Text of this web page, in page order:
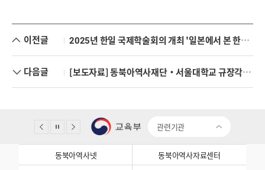
이전글 2025년 한일 국제학술회의 개최 '일본에서 본 한일관계'
다음글 [보도자료] 동북아역사재단·서울대학교 규장각한국학연구원·서울대학교 사회과학연구원 공동주최<광복 80주년 기념 국제학술회의> 개최
관련기관
동북아역사넷 동북아역사자료센터